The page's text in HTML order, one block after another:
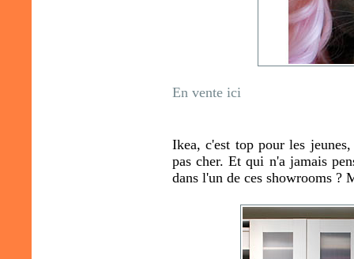
En vente ici
Ikea, c'est top pour les
pas cher. Et qui n'a jamais
dans l'un de ces showrooms ?